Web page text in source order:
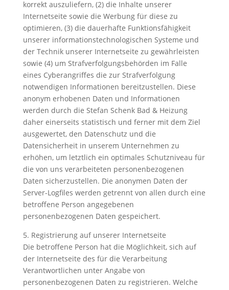
korrekt auszuliefern, (2) die Inhalte unserer
Internetseite sowie die Werbung für diese zu
optimieren, (3) die dauerhafte Funktionsfähigkeit
unserer informationstechnologischen Systeme und
der Technik unserer Internetseite zu gewährleisten
sowie (4) um Strafverfolgungsbehörden im Falle
eines Cyberangriffes die zur Strafverfolgung
notwendigen Informationen bereitzustellen. Diese
anonym erhobenen Daten und Informationen
werden durch die Stefan Schenk Bad & Heizung
daher einerseits statistisch und ferner mit dem Ziel
ausgewertet, den Datenschutz und die
Datensicherheit in unserem Unternehmen zu
erhöhen, um letztlich ein optimales Schutzniveau für
die von uns verarbeiteten personenbezogenen
Daten sicherzustellen. Die anonymen Daten der
Server-Logfiles werden getrennt von allen durch eine
betroffene Person angegebenen
personenbezogenen Daten gespeichert.
5. Registrierung auf unserer Internetseite
Die betroffene Person hat die Möglichkeit, sich auf
der Internetseite des für die Verarbeitung
Verantwortlichen unter Angabe von
personenbezogenen Daten zu registrieren. Welche